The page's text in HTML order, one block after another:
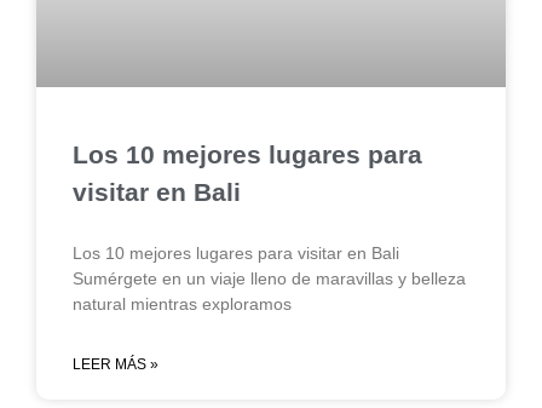
Los 10 mejores lugares para
visitar en Bali
Los 10 mejores lugares para visitar en Bali
Sumérgete en un viaje lleno de maravillas y belleza
natural mientras exploramos
LEER MÁS »